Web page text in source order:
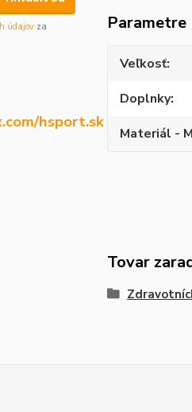
údajov za
hsport.sk
Parametre
Veľkosť
Doplnky
Materiál -
Tovar